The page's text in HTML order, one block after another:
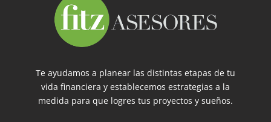
Te ayudamos a planear las distintas etapas de tu
vida financiera y establecemos estrategias a la
medida para que logres tus proyectos y sueños.